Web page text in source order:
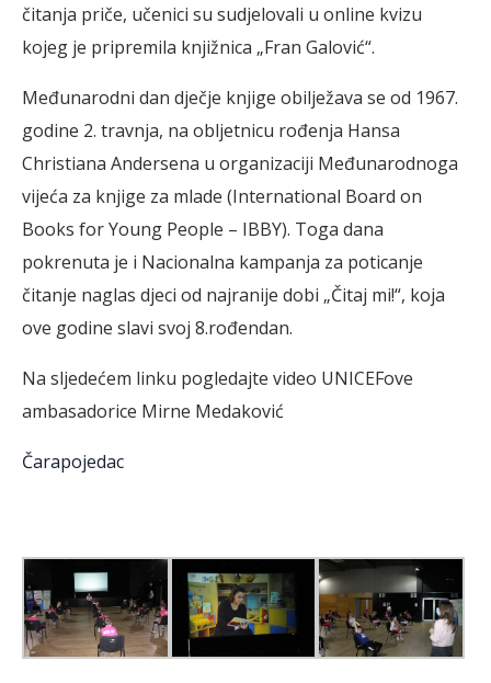
čitanja priče, učenici su sudjelovali u online kvizu
kojeg je pripremila knjižnica „Fran Galović“.
Međunarodni dan dječje knjige obilježava se od 1967.
godine 2. travnja, na obljetnicu rođenja Hansa
Christiana Andersena u organizaciji Međunarodnoga
vijeća za knjige za mlade (International Board on
Books for Young People – IBBY). Toga dana
pokrenuta je i Nacionalna kampanja za poticanje
čitanje naglas djeci od najranije dobi „Čitaj mi!“, koja
ove godine slavi svoj 8.rođendan.
Na sljedećem linku pogledajte video UNICEFove
ambasadorice Mirne Medaković
Čarapojedac